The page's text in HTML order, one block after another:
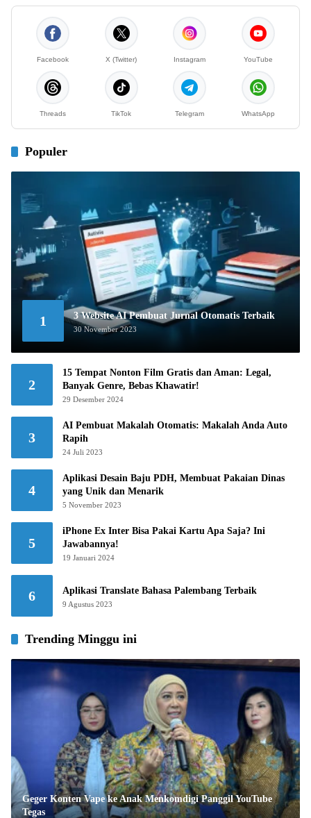
Facebook X (Twitter) Instagram YouTube
Threads TikTok Telegram WhatsApp
Populer
1 3 Website AI Pembuat Jurnal Otomatis Terbaik
30 November 2023
2
15 Tempat Nonton Film Gratis dan Aman: Legal,
Banyak Genre, Bebas Khawatir!
29 Desember 2024
3
AI Pembuat Makalah Otomatis: Makalah Anda Auto
Rapih
24 Juli 2023
4
Aplikasi Desain Baju PDH, Membuat Pakaian Dinas
yang Unik dan Menarik
5 November 2023
5
iPhone Ex Inter Bisa Pakai Kartu Apa Saja? Ini
Jawabannya!
19 Januari 2024
6 Aplikasi Translate Bahasa Palembang Terbaik
9 Agustus 2023
Trending Minggu ini
Geger Konten Vape ke Anak Menkomdigi Panggil YouTube
Tegas